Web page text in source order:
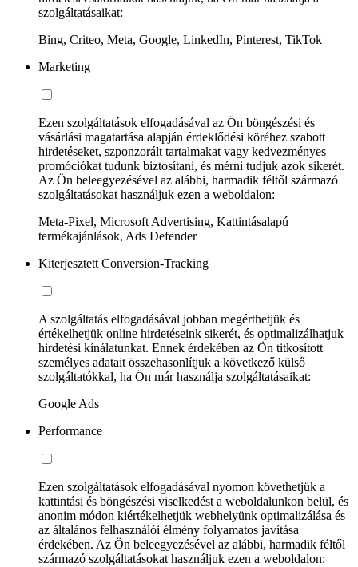
szolgáltatásaikat:
Bing, Criteo, Meta, Google, LinkedIn, Pinterest, TikTok
Marketing
Ezen szolgáltatások elfogadásával az Ön böngészési és
vásárlási magatartása alapján érdeklődési köréhez szabott
hirdetéseket, szponzorált tartalmakat vagy kedvezményes
promóciókat tudunk biztosítani, és mérni tudjuk azok sikerét.
Az Ön beleegyezésével az alábbi, harmadik féltől származó
szolgáltatásokat használjuk ezen a weboldalon:
Meta-Pixel, Microsoft Advertising, Kattintásalapú
termékajánlások, Ads Defender
Kiterjesztett Conversion-Tracking
A szolgáltatás elfogadásával jobban megérthetjük és
értékelhetjük online hirdetéseink sikerét, és optimalizálhatjuk
hirdetési kínálatunkat. Ennek érdekében az Ön titkosított
személyes adatait összehasonlítjuk a következő külső
szolgáltatókkal, ha Ön már használja szolgáltatásaikat:
Google Ads
Performance
Ezen szolgáltatások elfogadásával nyomon követhetjük a
kattintási és böngészési viselkedést a weboldalunkon belül, és
anonim módon kiértékelhetjük webhelyünk optimalizálása és
az általános felhasználói élmény folyamatos javítása
érdekében. Az Ön beleegyezésével az alábbi, harmadik féltől
származó szolgáltatásokat használjuk ezen a weboldalon: